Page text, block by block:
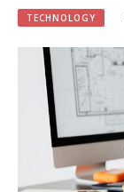
TECHNOLOGY